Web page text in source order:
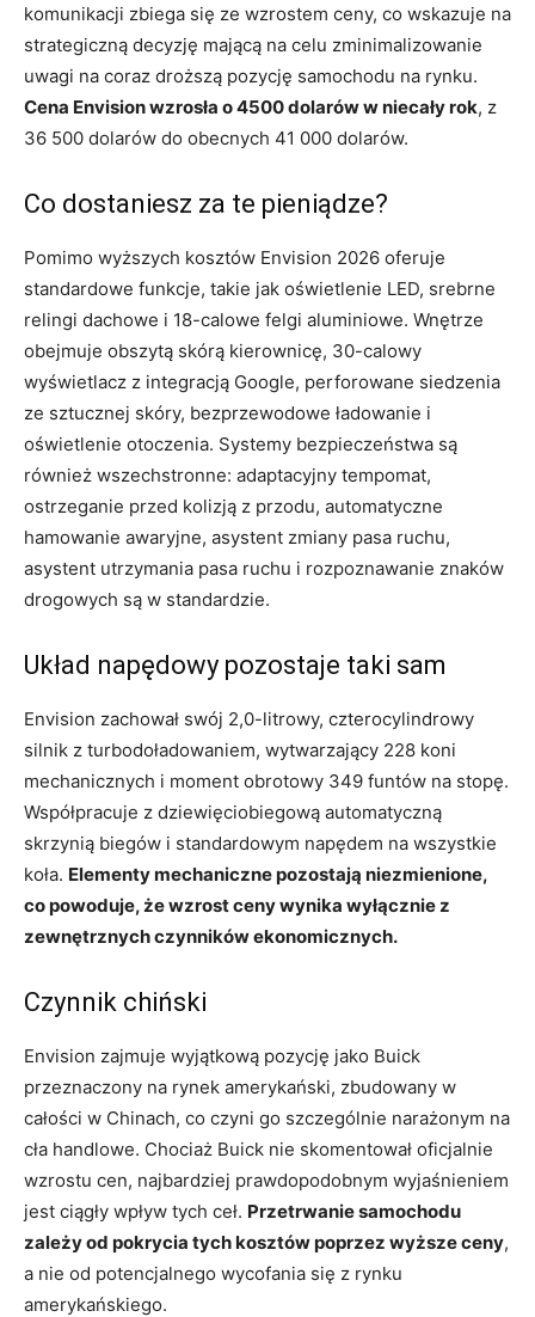
komunikacji zbiega się ze wzrostem ceny, co wskazuje na
strategiczną decyzję mającą na celu zminimalizowanie
uwagi na coraz droższą pozycję samochodu na rynku.
Cena Envision wzrosła o 4500 dolarów w niecały rok, z
36 500 dolarów do obecnych 41 000 dolarów.
Co dostaniesz za te pieniądze?
Pomimo wyższych kosztów Envision 2026 oferuje
standardowe funkcje, takie jak oświetlenie LED, srebrne
relingi dachowe i 18-calowe felgi aluminiowe. Wnętrze
obejmuje obszytą skórą kierownicę, 30-calowy
wyświetlacz z integracją Google, perforowane siedzenia
ze sztucznej skóry, bezprzewodowe ładowanie i
oświetlenie otoczenia. Systemy bezpieczeństwa są
również wszechstronne: adaptacyjny tempomat,
ostrzeganie przed kolizją z przodu, automatyczne
hamowanie awaryjne, asystent zmiany pasa ruchu,
asystent utrzymania pasa ruchu i rozpoznawanie znaków
drogowych są w standardzie.
Układ napędowy pozostaje taki sam
Envision zachował swój 2,0-litrowy, czterocylindrowy
silnik z turbodoładowaniem, wytwarzający 228 koni
mechanicznych i moment obrotowy 349 funtów na stopę.
Współpracuje z dziewięciobiegową automatyczną
skrzynią biegów i standardowym napędem na wszystkie
koła. Elementy mechaniczne pozostają niezmienione,
co powoduje, że wzrost ceny wynika wyłącznie z
zewnętrznych czynników ekonomicznych.
Czynnik chiński
Envision zajmuje wyjątkową pozycję jako Buick
przeznaczony na rynek amerykański, zbudowany w
całości w Chinach, co czyni go szczególnie narażonym na
cła handlowe. Chociaż Buick nie skomentował oficjalnie
wzrostu cen, najbardziej prawdopodobnym wyjaśnieniem
jest ciągły wpływ tych ceł. Przetrwanie samochodu
zależy od pokrycia tych kosztów poprzez wyższe ceny,
a nie od potencjalnego wycofania się z rynku
amerykańskiego.